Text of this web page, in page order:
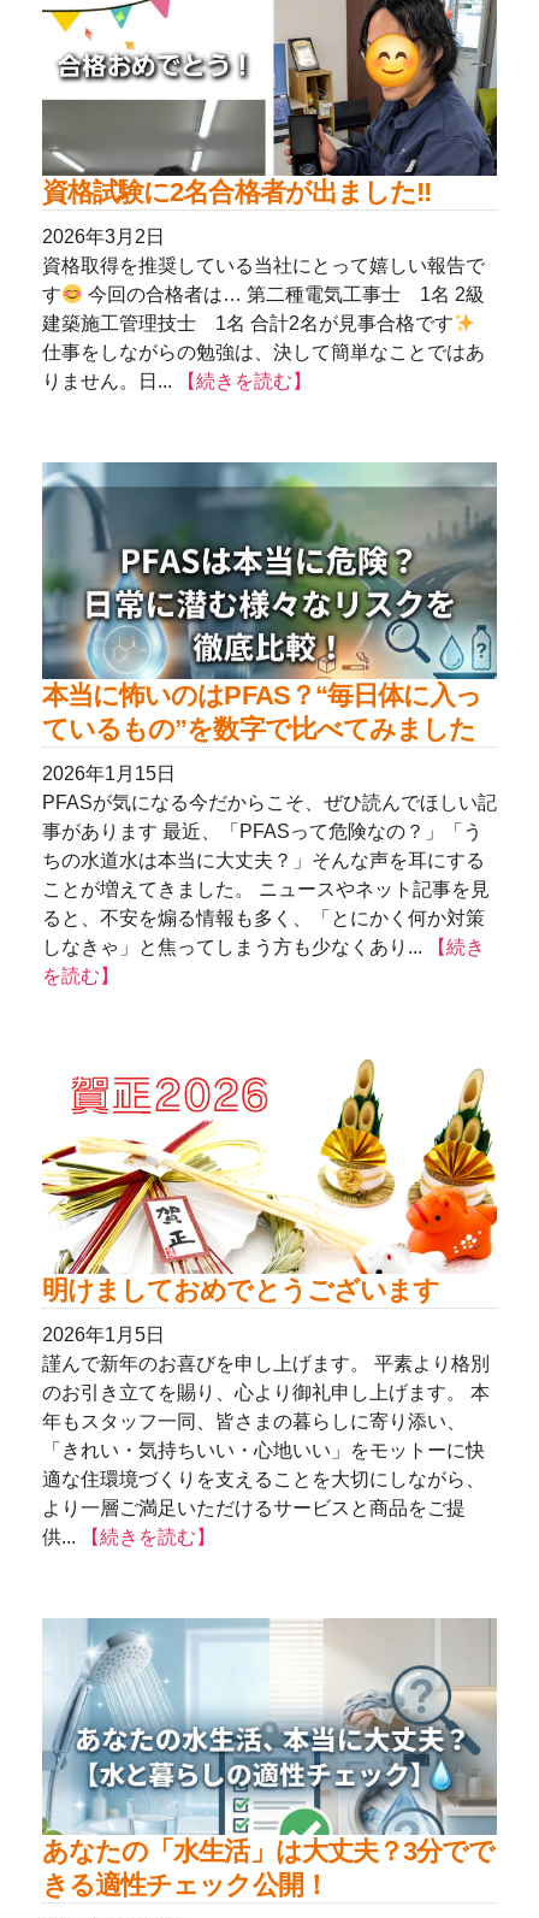
資格試験に2名合格者が出ました!!
2026年3月2日
資格取得を推奨している当社にとって嬉しい報告で
す
今回の合格者は… 第二種電気工事士 1名 2級
建築施工管理技士 1名 合計2名が見事合格です
仕事をしながらの勉強は、決して簡単なことではあ
りません。日...
【続きを読む】
本当に怖いのはPFAS？“毎日体に入っ
ているもの”を数字で比べてみました
2026年1月15日
PFASが気になる今だからこそ、ぜひ読んでほしい記
事があります 最近、「PFASって危険なの？」「う
ちの水道水は本当に大丈夫？」そんな声を耳にする
ことが増えてきました。 ニュースやネット記事を見
ると、不安を煽る情報も多く、「とにかく何か対策
しなきゃ」と焦ってしまう方も少なくあり...
【続き
を読む】
明けましておめでとうございます
2026年1月5日
謹んで新年のお喜びを申し上げます。 平素より格別
のお引き立てを賜り、心より御礼申し上げます。 本
年もスタッフ一同、皆さまの暮らしに寄り添い、
「きれい・気持ちいい・心地いい」をモットーに快
適な住環境づくりを支えることを大切にしながら、
より一層ご満足いただけるサービスと商品をご提
供...
【続きを読む】
あなたの「水生活」は大丈夫？3分でで
きる適性チェック公開！